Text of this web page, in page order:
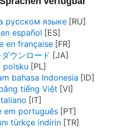
русском языке
español
en française
ウンロード
polsku
bahasa Indonesia
tiếng Việt
em português
türkçe indirin